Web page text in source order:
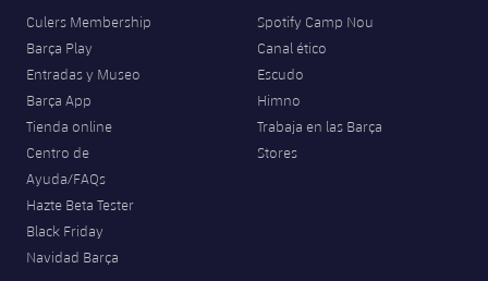
Culers Membership
Barça Play
Entradas y Museo
Barça App
Tienda online
Centro de
Ayuda/FAQs
Hazte Beta Tester
Black Friday
Navidad Barça
Spotify Camp Nou
Canal ético
Escudo
Himno
Trabaja en las Barça
Stores